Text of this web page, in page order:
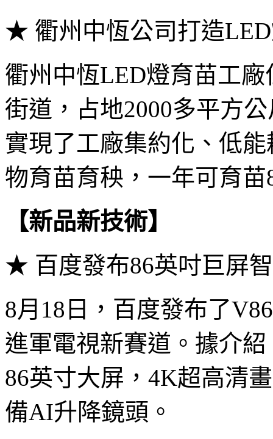
★ 衢州中恆公司打造
衢州中恆LED燈育苗工
街道，占地2000多平方
實現了工廠集約化、低
物育苗育秧，一年可育苗
【新品新技術】
★ 百度發布86英吋巨屏
8月18日，百度發布了
進軍電視新賽道。據介
86英寸大屏，4K超高清
備AI升降鏡頭。